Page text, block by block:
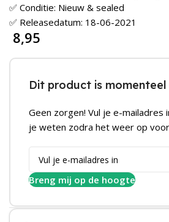
✅ Conditie: Nieuw & sealed
✅ Releasedatum: 18-06-2021
8,95
Dit product is
Geen zorgen! Vul je e-mailadres
je weten zodra het weer op
Breng mij op de hoogte